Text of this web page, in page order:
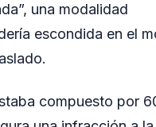
una modalidad
escondida en el
compuesto por